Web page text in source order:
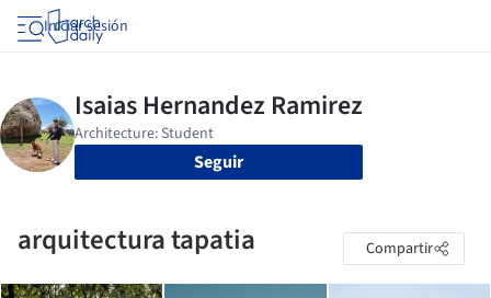
Iniciar sesión
Seguir
arquitectura tapatia Compartir